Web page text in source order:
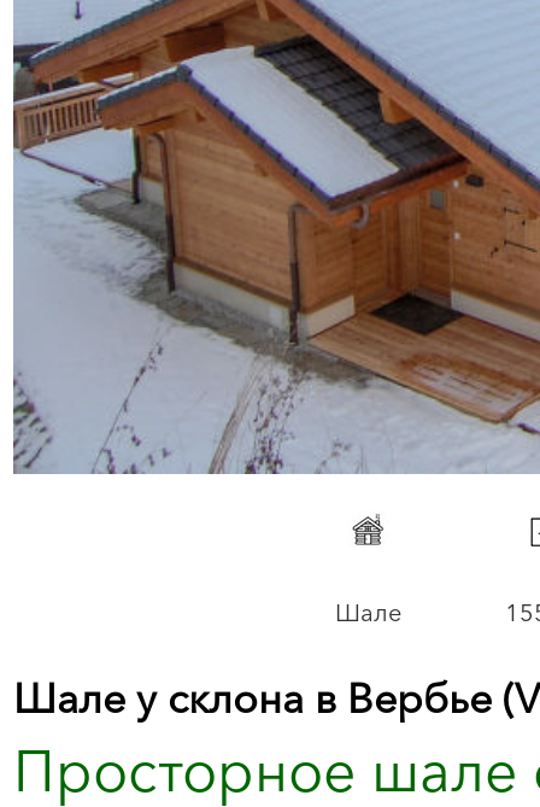
Шале
Шале у склона в Вербье
Просторное